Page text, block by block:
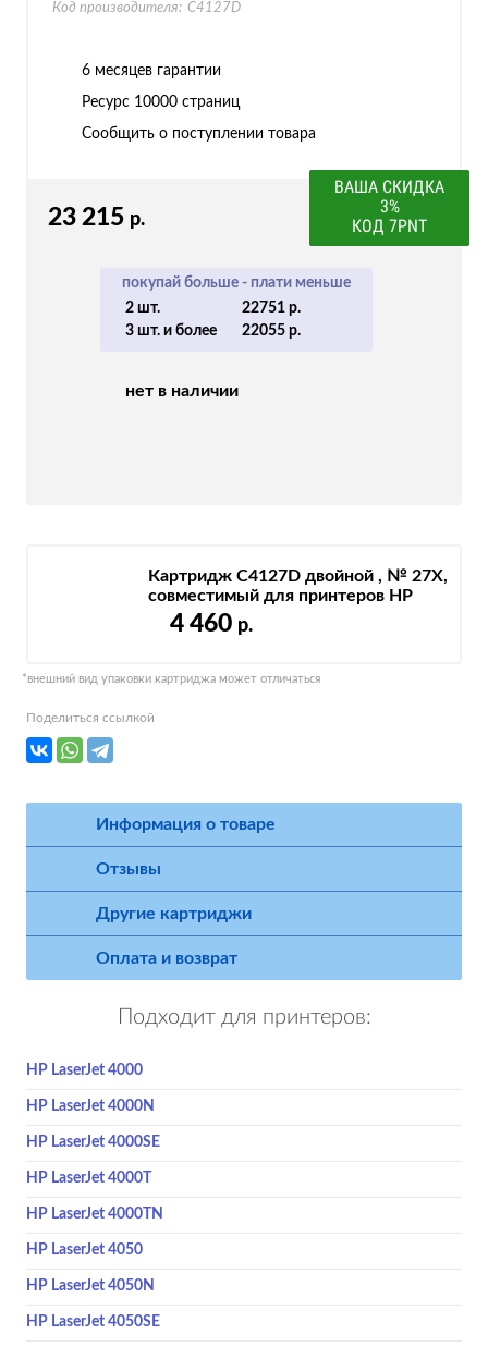
ВАША СКИДКА
3%
КОД 7PNT
23 215 р.
покупай больше - плати меньше
2 шт.
22751 р.
3 шт. и более
22055 р.
нет в наличии
Код производителя: C4127D
6 месяцев гарантии
Ресурс 10000 страниц
Сообщить о поступлении товара
Картридж C4127D двойной , № 27X,
совместимый для принтеров HP
4 460 р.
*внешний вид упаковки картриджа может отличаться
Поделиться ссылкой
Информация о товаре
Отзывы
Другие картриджи
Оплата и возврат
Подходит для принтеров:
HP LaserJet 4000
HP LaserJet 4000N
HP LaserJet 4000SE
HP LaserJet 4000T
HP LaserJet 4000TN
HP LaserJet 4050
HP LaserJet 4050N
HP LaserJet 4050SE